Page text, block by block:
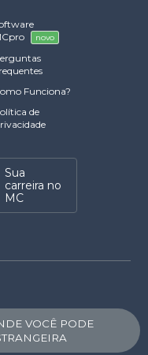
novo
Funciona?
de
Sua
carreira no
MC
VOCÊ PODE